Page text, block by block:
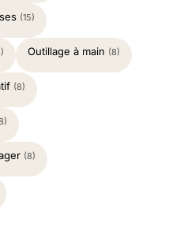
(15)
Outillage à main (8)
(8)
(8)